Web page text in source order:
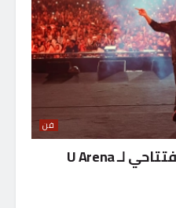
فن
الهضبة يشعل الحفل الافتتاحي لـ U Arena